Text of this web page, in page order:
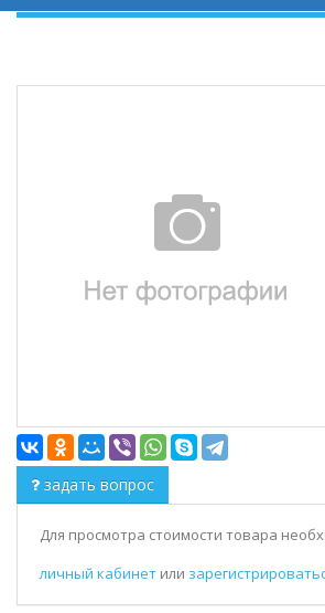
задать вопрос
Для просмотра стоимости товара
личный кабинет или